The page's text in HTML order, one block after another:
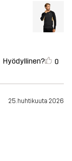
Hyödyllinen? 0
25. huhtikuuta 2026